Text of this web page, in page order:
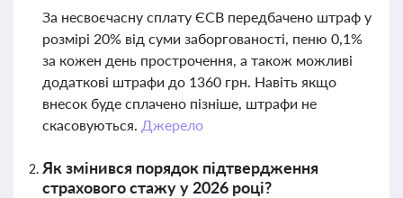
За несвоєчасну сплату ЄСВ передбачено штраф у
розмірі 20% від суми заборгованості, пеню 0,1%
за кожен день прострочення, а також можливі
додаткові штрафи до 1360 грн. Навіть якщо
внесок буде сплачено пізніше, штрафи не
скасовуються. Джерело
Як змінився порядок підтвердження
страхового стажу у 2026 році?